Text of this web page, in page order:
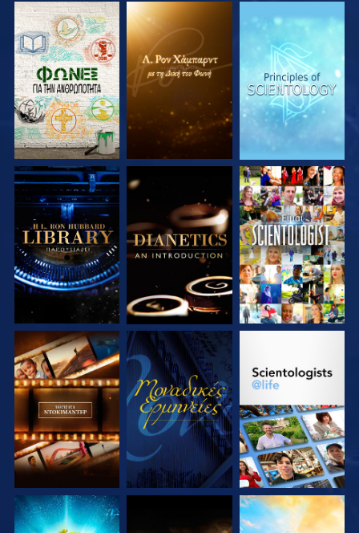
ΕΞΕΡΕΥΝΗΣΤΕ ΤΗ
ΣΕΙΡΑ
ΕΞΕΡΕΥΝΗΣΤΕ ΤΗ
ΣΕΙΡΑ
ΕΞΕΡΕΥΝΗΣΤΕ ΤΗ
ΣΕΙΡΑ
ΕΞΕΡΕΥΝΗΣΤΕ ΤΗ
ΣΕΙΡΑ
ΕΞΕΡΕΥΝΗΣΤΕ ΤΗ
ΣΕΙΡΑ
ΠΑΡΑΚΟΛΟΥΘΗΣΤΕ
ΕΞΕΡΕΥΝΗΣΤΕ ΤΗ
ΣΕΙΡΑ
ΠΑΡΑΚΟΛΟΥΘΗΣΤΕ
ΕΞΕΡΕΥΝΗΣΤΕ ΤΗ